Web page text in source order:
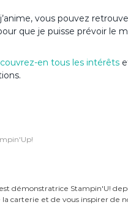
vous pouvez
que je puisse prévoir le
en tous les intérêts
démonstratrice Stampin'U!
carterie et de vous inspirer de